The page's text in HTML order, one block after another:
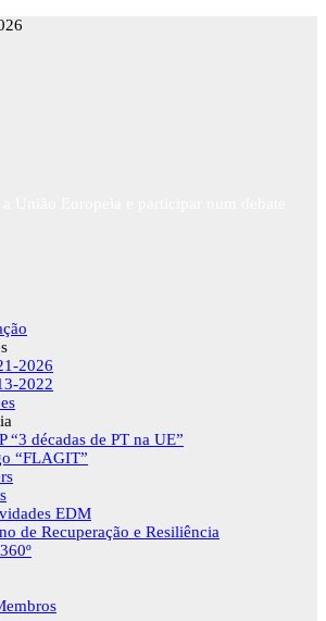
2026
2022
“3 décadas de PT na UE”
“FLAGIT”
EDM
de Recuperação e Resiliência